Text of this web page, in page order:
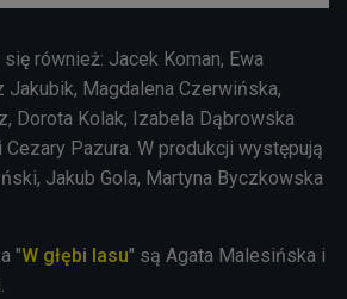
również: Jacek Koman, Ewa
Jakubik, Magdalena Czerwińska,
Dorota Kolak, Izabela Dąbrowska
Cezary Pazura. W produkcji występują
Jakub Gola, Martyna Byczkowska
"W głębi lasu" są Agata Malesińska i